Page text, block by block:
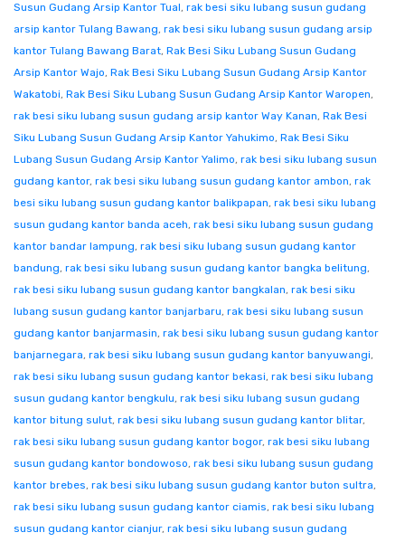
Susun Gudang Arsip Kantor Tual, rak besi siku lubang susun gudang
arsip kantor Tulang Bawang, rak besi siku lubang susun gudang arsip
kantor Tulang Bawang Barat, Rak Besi Siku Lubang Susun Gudang
Arsip Kantor Wajo, Rak Besi Siku Lubang Susun Gudang Arsip Kantor
Wakatobi, Rak Besi Siku Lubang Susun Gudang Arsip Kantor Waropen,
rak besi siku lubang susun gudang arsip kantor Way Kanan, Rak Besi
Siku Lubang Susun Gudang Arsip Kantor Yahukimo, Rak Besi Siku
Lubang Susun Gudang Arsip Kantor Yalimo, rak besi siku lubang susun
gudang kantor, rak besi siku lubang susun gudang kantor ambon, rak
besi siku lubang susun gudang kantor balikpapan, rak besi siku lubang
susun gudang kantor banda aceh, rak besi siku lubang susun gudang
kantor bandar lampung, rak besi siku lubang susun gudang kantor
bandung, rak besi siku lubang susun gudang kantor bangka belitung,
rak besi siku lubang susun gudang kantor bangkalan, rak besi siku
lubang susun gudang kantor banjarbaru, rak besi siku lubang susun
gudang kantor banjarmasin, rak besi siku lubang susun gudang kantor
banjarnegara, rak besi siku lubang susun gudang kantor banyuwangi,
rak besi siku lubang susun gudang kantor bekasi, rak besi siku lubang
susun gudang kantor bengkulu, rak besi siku lubang susun gudang
kantor bitung sulut, rak besi siku lubang susun gudang kantor blitar,
rak besi siku lubang susun gudang kantor bogor, rak besi siku lubang
susun gudang kantor bondowoso, rak besi siku lubang susun gudang
kantor brebes, rak besi siku lubang susun gudang kantor buton sultra,
rak besi siku lubang susun gudang kantor ciamis, rak besi siku lubang
susun gudang kantor cianjur, rak besi siku lubang susun gudang